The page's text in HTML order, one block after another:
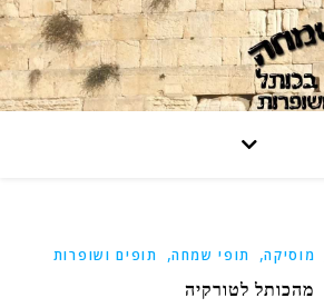
מוסיקה, תופי שמחה, תופים ושופרות
מהכותל לטורקיה